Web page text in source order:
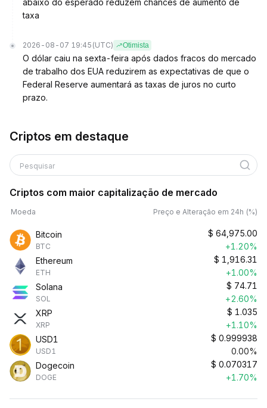
abaixo do esperado reduzem chances de aumento de
taxa
2026-08-07 19:45 (UTC) Otimista
O dólar caiu na sexta-feira após dados fracos do mercado
de trabalho dos EUA reduzirem as expectativas de que o
Federal Reserve aumentará as taxas de juros no curto
prazo.
Criptos em destaque
Pesquisar
Criptos com maior capitalização de mercado
Moeda Preço e Alteração em 24h (%)
Bitcoin
BTC
$ 64,975.00
+1.20%
Ethereum
ETH
$ 1,916.31
+1.00%
Solana
SOL
$ 74.71
+2.60%
XRP
XRP
$ 1.035
+1.10%
USD1
USD1
$ 0.999938
0.00%
Dogecoin
DOGE
$ 0.070317
+1.70%